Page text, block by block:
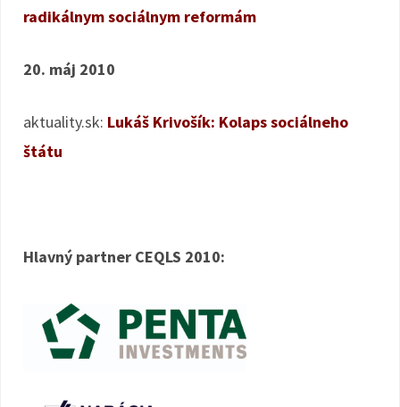
radikálnym sociálnym reformám
20. máj 2010
aktuality.sk: Lukáš Krivošík: Kolaps sociálneho
štátu
Hlavný partner CEQLS 2010: